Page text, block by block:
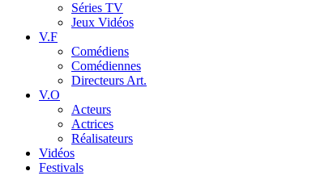
Séries TV
Jeux Vidéos
V.F
Comédiens
Comédiennes
Directeurs Art.
V.O
Acteurs
Actrices
Réalisateurs
Vidéos
Festivals